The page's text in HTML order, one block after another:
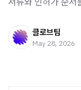
클로브팀
May 28, 2026